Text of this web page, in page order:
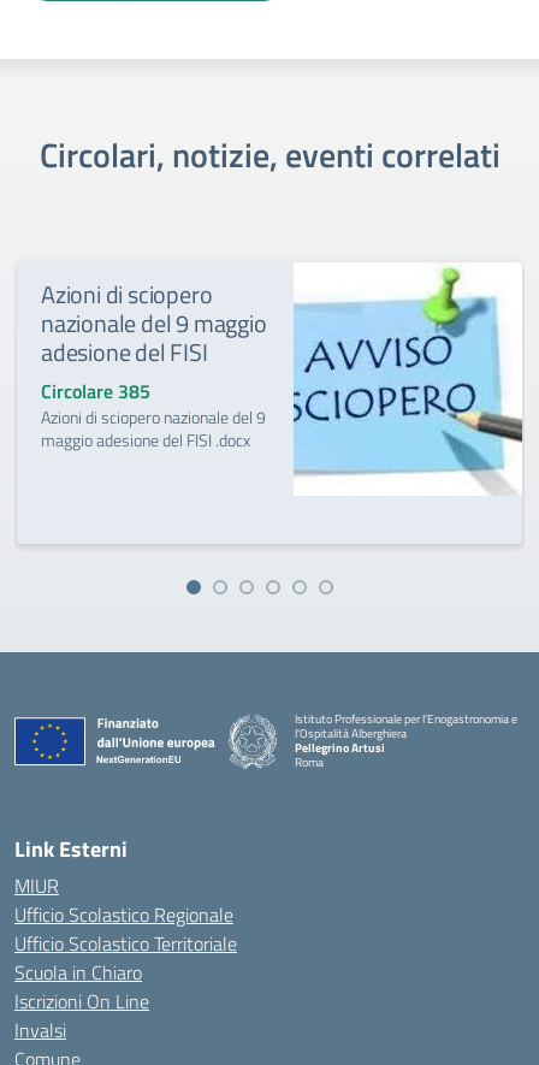
Circolari, notizie, eventi correlati
Azioni di sciopero
nazionale del 9 maggio
adesione del FISI
Circolare 385
Azioni di sciopero nazionale del 9
maggio adesione del FISI .docx
Istituto Professionale per l'Enogastronomia e
l'Ospitalità Alberghiera
Pellegrino Artusi
Roma
Link Esterni
MIUR
Ufficio Scolastico Regionale
Ufficio Scolastico Territoriale
Scuola in Chiaro
Iscrizioni On Line
Invalsi
Comune